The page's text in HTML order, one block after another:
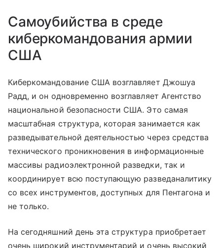
Самоубийства в среде
киберкомандования армии
США
Киберкомандование США возглавляет Джошуа
Радд, и он одновременно возглавляет Агентство
национальной безопасности США. Это самая
масштабная структура, которая занимается как
разведывательной деятельностью через средства
технического проникновения в информационные
массивы радиоэлектронной разведки, так и
координирует всю поступающую разведаналитику
со всех инструментов, доступных для Пентагона и
не только.
На сегодняшний день эта структура приобретает
очень широкий инструментарий и очень высокий